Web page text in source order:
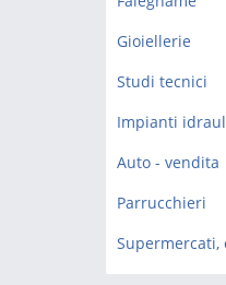
Gioiellerie
Studi tecnici
Impianti
Auto - vendita
Parrucchieri